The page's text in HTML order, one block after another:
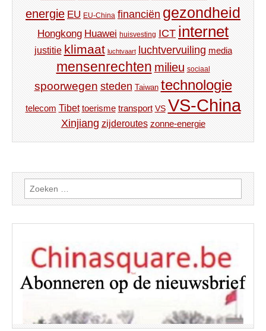
energie EU EU-China financiën gezondheid
Hongkong Huawei huisvesting ICT internet
justitie klimaat luchtvaart luchtvervuiling media
mensenrechten milieu sociaal
spoorwegen steden Taiwan technologie
telecom Tibet toerisme transport VS VS-China
Xinjiang zijderoutes zonne-energie
Zoeken
naar: